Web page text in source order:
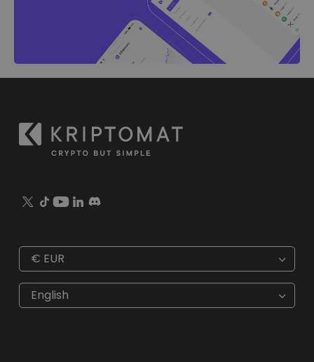
€ EUR
€ EUR
$ USD
fr. CHF
English